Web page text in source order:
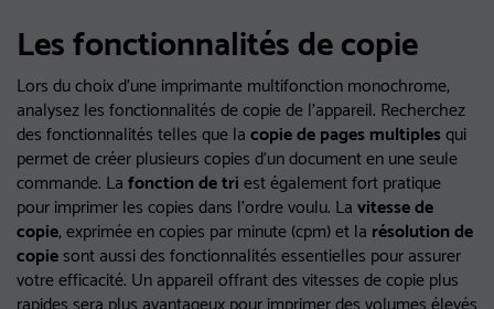
Les fonctionnalités de copie
Lors du choix d'une imprimante multifonction monochrome,
analysez les fonctionnalités de copie de l'appareil. Recherchez
des fonctionnalités telles que lacopie de pages multiplesqui
permet de créer plusieurs copies d'un document en une seule
commande. Lafonction de triest également fort pratique
pour imprimer les copies dans l'ordre voulu. Lavitesse de
copie, exprimée en copies par minute (cpm) et la résolution de
copiesont aussi des fonctionnalités essentielles pour assurer
votre efficacité. Un appareil offrant des vitesses de copie plus
rapides sera plus avantageux pour imprimer des volumes élevés